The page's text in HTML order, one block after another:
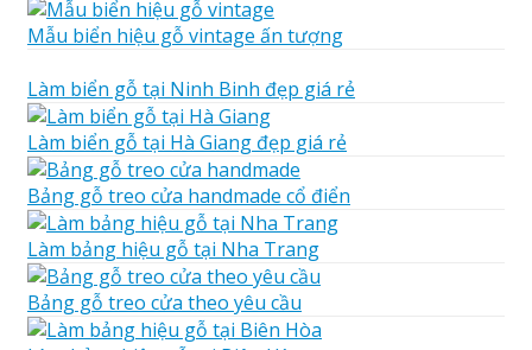
Mẫu biển hiệu gỗ vintage ấn tượng
Làm biển gỗ tại Ninh Binh đẹp giá rẻ
Làm biển gỗ tại Hà Giang đẹp giá rẻ
Bảng gỗ treo cửa handmade cổ điển
Làm bảng hiệu gỗ tại Nha Trang
Bảng gỗ treo cửa theo yêu cầu